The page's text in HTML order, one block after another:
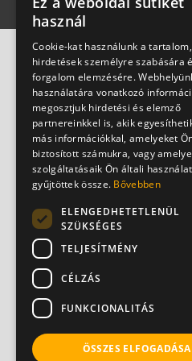
használ
Cookie-kat használunk a
hirdetések személyre szabására
forgalom elemzésére.
használatára vonatkozó
megosztjuk hirdetési és elemző
partnereinkkel is, akik
más információkkal, amelyeket
biztosított számukra, vagy
szolgáltatásaik Ön általi
gyűjtöttek össze. Bővebben
ELENGEDHETETLENÜL
SZÜKSÉGES
TELJESÍTMÉNY
CÉLZÁS
FUNKCIONALITÁS
ÖSSZES ELFOGADÁSA